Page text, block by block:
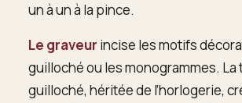
un à un à la pince.
Le graveur incise les motifs
guilloché ou les monogrammes.
guilloché, héritée de l’horlogerie,